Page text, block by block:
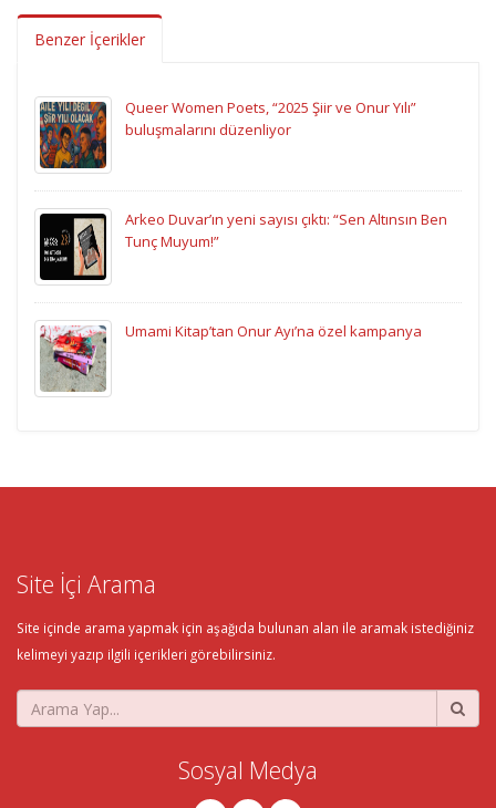
Benzer İçerikler
Queer Women Poets, “2025 Şiir ve Onur Yılı”
buluşmalarını düzenliyor
Arkeo Duvar’ın yeni sayısı çıktı: “Sen Altınsın Ben
Tunç Muyum!”
Umami Kitap’tan Onur Ayı’na özel kampanya
Site İçi Arama
Site içinde arama yapmak için aşağıda bulunan alan ile aramak istediğiniz
kelimeyi yazıp ilgili içerikleri görebilirsiniz.
Sosyal Medya